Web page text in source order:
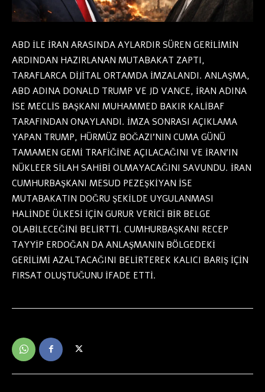
ABD İLE İRAN ARASINDA AYLARDIR SÜREN GERİLİMİN
ARDINDAN HAZIRLANAN MUTABAKAT ZAPTI,
TARAFLARCA DİJİTAL ORTAMDA İMZALANDI. ANLAŞMA,
ABD ADINA DONALD TRUMP VE JD VANCE, İRAN ADINA
İSE MECLİS BAŞKANI MUHAMMED BAKIR KALİBAF
TARAFINDAN ONAYLANDI. İMZA SONRASI AÇIKLAMA
YAPAN TRUMP, HÜRMÜZ BOĞAZI’NIN CUMA GÜNÜ
TAMAMEN GEMİ TRAFİĞİNE AÇILACAĞINI VE İRAN’IN
NÜKLEER SİLAH SAHİBİ OLMAYACAĞINI SAVUNDU. İRAN
CUMHURBAŞKANI MESUD PEZEŞKİYAN İSE
MUTABAKATIN DOĞRU ŞEKİLDE UYGULANMASI
HALİNDE ÜLKESİ İÇİN GURUR VERİCİ BİR BELGE
OLABİLECEĞİNİ BELİRTTİ. CUMHURBAŞKANI RECEP
TAYYİP ERDOĞAN DA ANLAŞMANIN BÖLGEDEKİ
GERİLİMİ AZALTACAĞINI BELİRTEREK KALICI BARIŞ İÇİN
FIRSAT OLUŞTUĞUNU İFADE ETTİ.